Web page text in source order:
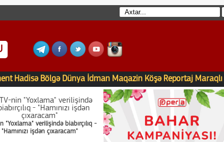
Hadisə Bölgə Dünya İdman Maqazin Köşə Reportaj Maraqlı
"Yoxlama" verilişində biabırçılıq -
"Hamınızı işdən çıxaracam"